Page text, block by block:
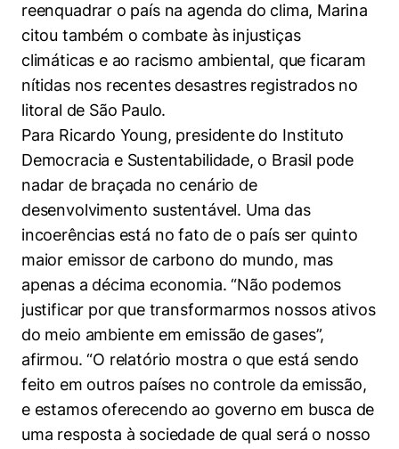
reenquadrar o país na agenda do clima, Marina
citou também o combate às injustiças
climáticas e ao racismo ambiental, que ficaram
nítidas nos recentes desastres registrados no
litoral de São Paulo.
Para Ricardo Young, presidente do Instituto
Democracia e Sustentabilidade, o Brasil pode
nadar de braçada no cenário de
desenvolvimento sustentável. Uma das
incoerências está no fato de o país ser quinto
maior emissor de carbono do mundo, mas
apenas a décima economia. “Não podemos
justificar por que transformarmos nossos ativos
do meio ambiente em emissão de gases”,
afirmou. “O relatório mostra o que está sendo
feito em outros países no controle da emissão,
e estamos oferecendo ao governo em busca de
uma resposta à sociedade de qual será o nosso